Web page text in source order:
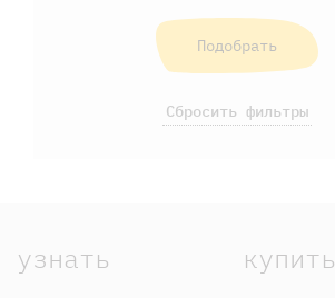
Подобрать
Сбросить фильтры
узнать купить